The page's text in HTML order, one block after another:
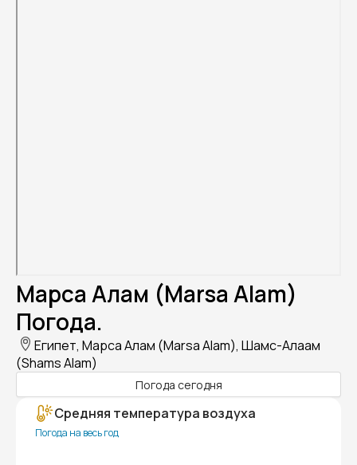
Марса Алам (Marsa Alam)
Погода.
Египет, Марса Алам (Marsa Alam), Шамс-Алаам
(Shams Alam)
Погода сегодня
Средняя температура воздуха
Погода на весь год